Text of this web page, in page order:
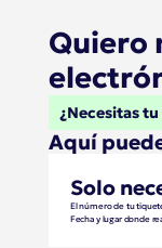
Quiero
¿Necesitas
Aquí
Solo
El número de tu
Fecha y lugar donde